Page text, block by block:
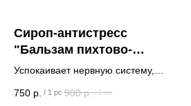
Сироп-антистресс
"Бальзам пихтово-
кедровый" с шишкой
Успокаивает нервную систему,
помогает сконцентрировать
750 р. / 1 pc 900 р. / 1 pc